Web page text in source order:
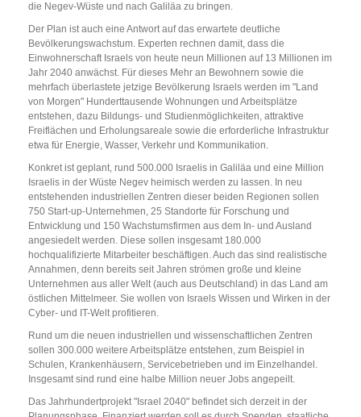
die Negev-Wüste und nach Galiläa zu bringen.
Der Plan ist auch eine Antwort auf das erwartete deutliche
Bevölkerungswachstum. Experten rechnen damit, dass die
Einwohnerschaft Israels von heute neun Millionen auf 13 Millionen im
Jahr 2040 anwächst. Für dieses Mehr an Bewohnern sowie die
mehrfach überlastete jetzige Bevölkerung Israels werden im "Land
von Morgen" Hunderttausende Wohnungen und Arbeitsplätze
entstehen, dazu Bildungs- und Studienmöglichkeiten, attraktive
Freiflächen und Erholungsareale sowie die erforderliche Infrastruktur
etwa für Energie, Wasser, Verkehr und Kommunikation.
Konkret ist geplant, rund 500.000 Israelis in Galiläa und eine Million
Israelis in der Wüste Negev heimisch werden zu lassen. In neu
entstehenden industriellen Zentren dieser beiden Regionen sollen
750 Start-up-Unternehmen, 25 Standorte für Forschung und
Entwicklung und 150 Wachstumsfirmen aus dem In- und Ausland
angesiedelt werden. Diese sollen insgesamt 180.000
hochqualifizierte Mitarbeiter beschäftigen. Auch das sind realistische
Annahmen, denn bereits seit Jahren strömen große und kleine
Unternehmen aus aller Welt (auch aus Deutschland) in das Land am
östlichen Mittelmeer. Sie wollen von Israels Wissen und Wirken in der
Cyber- und IT-Welt profitieren.
Rund um die neuen industriellen und wissenschaftlichen Zentren
sollen 300.000 weitere Arbeitsplätze entstehen, zum Beispiel in
Schulen, Krankenhäusern, Servicebetrieben und im Einzelhandel.
Insgesamt sind rund eine halbe Million neuer Jobs angepeilt.
Das Jahrhundertprojekt "Israel 2040" befindet sich derzeit in der